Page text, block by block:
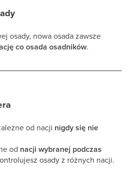
osady, nowa osada zawsze
co osada osadników.
od nacji nigdy się nie
od nacji wybranej podczas
osady z różnych nacji.